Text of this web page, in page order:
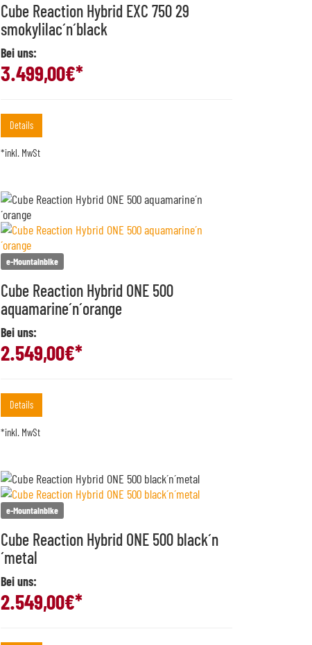
Cube Reaction Hybrid EXC 750 29
smokylilac´n´black
Bei uns:
3.499,00€*
Details
*inkl. MwSt
e-Mountainbike
Cube Reaction Hybrid ONE 500
aquamarine´n´orange
Bei uns:
2.549,00€*
Details
*inkl. MwSt
e-Mountainbike
Cube Reaction Hybrid ONE 500 black´n
´metal
Bei uns:
2.549,00€*